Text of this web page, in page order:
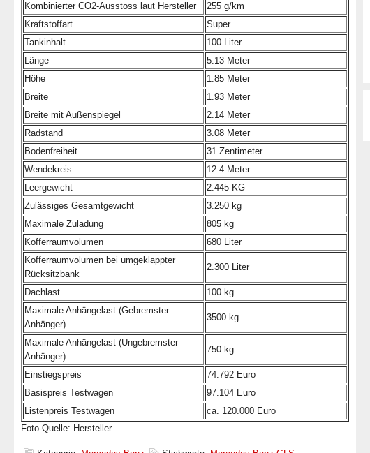
Kombinierter CO2-Ausstoss laut Hersteller
255 g/km
Kraftstoffart
Super
Tankinhalt
100 Liter
Länge
5.13 Meter
Höhe
1.85 Meter
Breite
1.93 Meter
Breite mit Außenspiegel
2.14 Meter
Radstand
3.08 Meter
Bodenfreiheit
31 Zentimeter
Wendekreis
12.4 Meter
Leergewicht
2.445 KG
Zulässiges Gesamtgewicht
3.250 kg
Maximale Zuladung
805 kg
Kofferraumvolumen
680 Liter
Kofferraumvolumen bei umgeklappter
Rücksitzbank
2.300 Liter
Dachlast
100 kg
Maximale Anhängelast (Gebremster
Anhänger)
3500 kg
Maximale Anhängelast (Ungebremster
Anhänger)
750 kg
Einstiegspreis
74.792 Euro
Basispreis Testwagen
97.104 Euro
Listenpreis Testwagen
ca. 120.000 Euro
Foto-Quelle: Hersteller